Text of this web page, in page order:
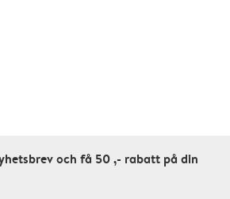
pagination
och få 50 ,- rabatt på din